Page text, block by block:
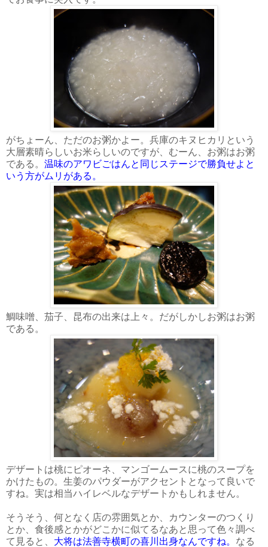
がちょーん、ただのお粥かよー。兵庫のキヌヒカリという
大層素晴らしいお米らしいのですが、むーん、お粥はお粥
である。 温味のアワビごはんと同じステージで勝負せよと
いう方がムリがある。
鯛味噌、茄子、昆布の出来は上々。だがしかしお粥はお粥
である。
デザートは桃にピオーネ、マンゴームースに桃のスープを
かけたもの。生姜のパウダーがアクセントとなって良いで
すね。実は相当ハイレベルなデザートかもしれません。
そうそう、何となく店の雰囲気とか、カウンターのつくり
とか、食後感とかがどこかに似てるなあと思って色々調べ
て見ると、 大将は法善寺横町の喜川出身なんですね。 なる